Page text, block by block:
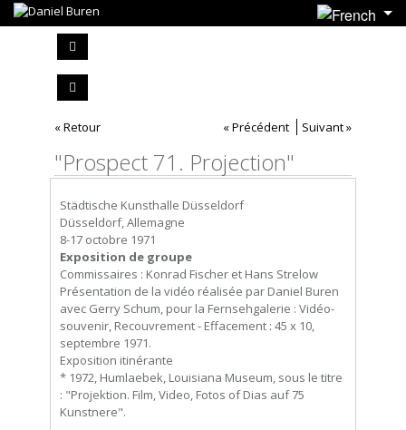
« Retour « Précédent Suivant »
"Prospect 71. Projection"
Städtische Kunsthalle Düsseldorf
Düsseldorf, Allemagne
8-17 octobre 1971
Exposition de groupe
Commissaires : Konrad Fischer et Hans Strelow
Présentation de la vidéo réalisée par Daniel Buren
avec Gerry Schum, pour la Fernsehgalerie : Vidéo-
souvenir, Recouvrement - Effacement : 45 x 10,
septembre 1971.
Exposition itinérante
* 1972, Humlaebek, Louisiana Museum, sous le titre
: "Projektion. Film, Video, Fotos of Dias auf 75
Kunstnere".